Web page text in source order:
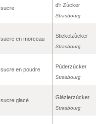
sucre d'r Zùcker
Strasbourg
sucre en morceau Stickelzùcker
Strasbourg
sucre en poudre Pùderzùcker
Strasbourg
sucre glacé Glàzierzùcker
Strasbourg